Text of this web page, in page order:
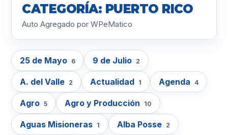
CATEGORÍA: PUERTO RICO
Auto Agregado por WPeMatico
25 de Mayo 6 9 de Julio 2
A. del Valle 2 Actualidad 1 Agenda 4
Agro 5 Agro y Producción 10
Aguas Misioneras 1 Alba Posse 2